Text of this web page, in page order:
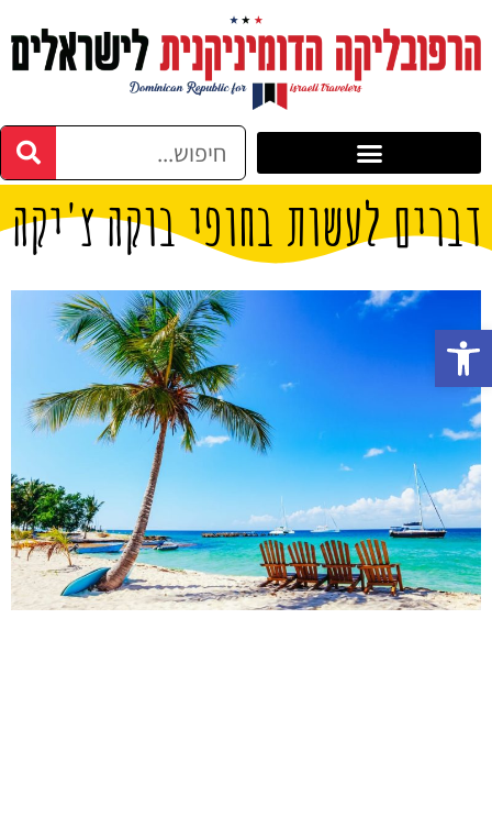
דברים לעשות בחופי בוקה צ'יקה
פתח סרגל נגישות